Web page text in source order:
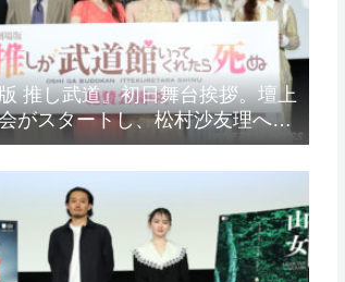
版 推し武道』初日舞台挨拶。壇上
がスタートし、松村沙友理への
ピール！？